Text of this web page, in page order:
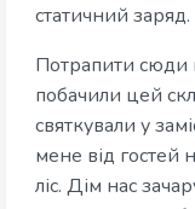
статичний заряд.
Потрапити сюди
побачили цей
святкували у
мене від гостей
ліс. Дім нас